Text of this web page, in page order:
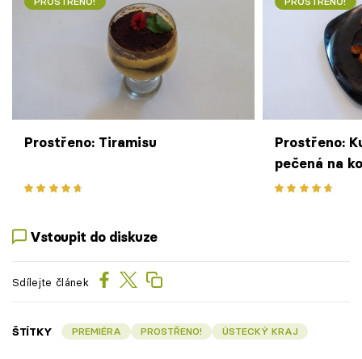
Prostřeno: Tiramisu
Prostřeno:
pečená na
pečený
Vstoupit do diskuze
Sdílejte článek
ŠTÍTKY PREMIÉRA PROSTŘENO! ÚSTECKÝ KRAJ